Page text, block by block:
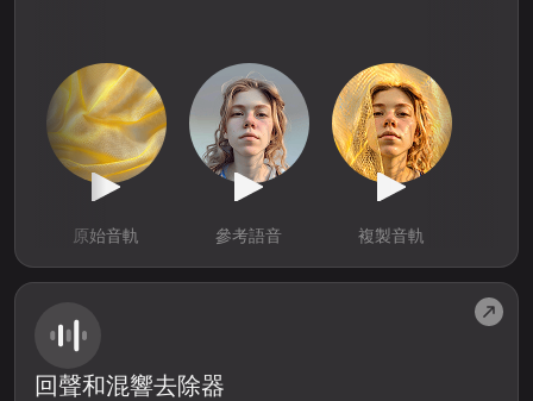
原始音軌 參考語音 複製音軌
回聲和混響去除器